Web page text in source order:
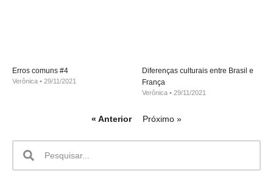
Erros comuns #4
Verônica 29/11/2021
Diferenças culturais entre Brasil e
França
Verônica 29/11/2021
« Anterior Próximo »